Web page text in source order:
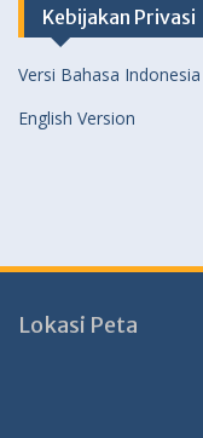
Kebijakan Privasi
Versi Bahasa Indonesia
English Version
Lokasi Peta